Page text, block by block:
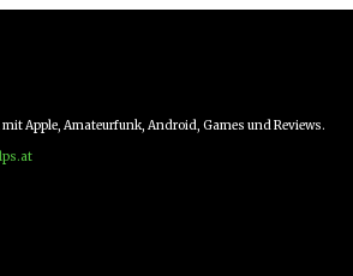
Apple, Amateurfunk, Android, Games und Reviews.